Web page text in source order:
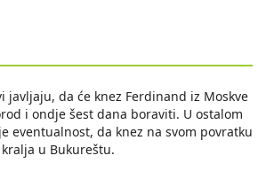
javljaju, da će knez Ferdinand iz Moskve
i ondje šest dana boraviti. U ostalom
eventualnost, da knez na svom povratku
u Bukureštu.